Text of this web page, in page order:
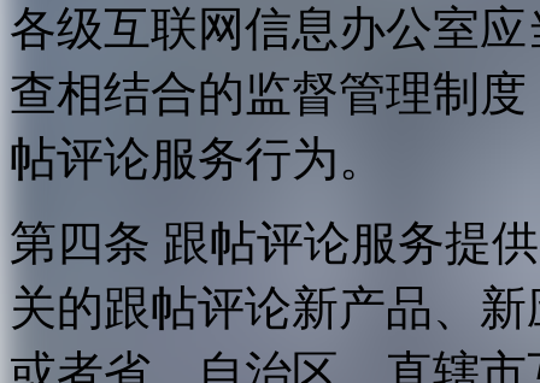
各级互联网信息办公室
查相结合的监督管理制
帖评论服务行为。
第四条 跟帖评论服务提
关的跟帖评论新产品、
或者省、自治区、直辖